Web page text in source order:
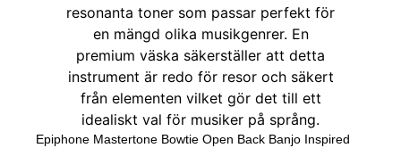
Epiphone Mastertone Bowtie Open Back Banjo Inspired